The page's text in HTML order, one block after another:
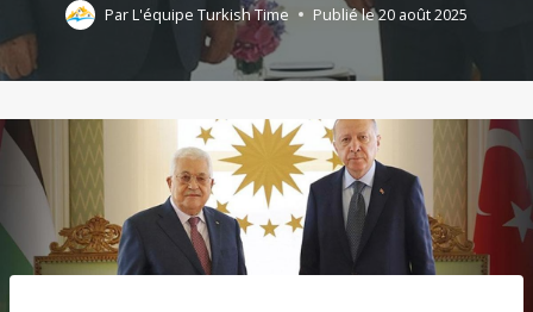
ParL'équipe Turkish Time Publié le20 août 2025